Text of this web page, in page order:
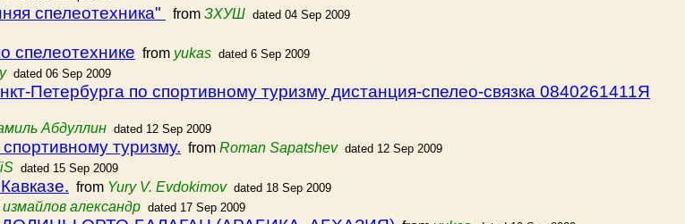
спелеотехника" from ЗХУШ dated 04 Sep 2009
спелеотехнике from yukas dated 6 Sep 2009
dated 06 Sep 2009
по спортивному туризму дистанция-спелео-связка 0840261411Я
Абдуллин dated 12 Sep 2009
туризму. from Roman Sapatshev dated 12 Sep 2009
dated 15 Sep 2009
from Yury V. Evdokimov dated 18 Sep 2009
измайлов александр dated 17 Sep 2009